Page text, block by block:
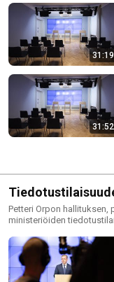
31:19
31:52
Petteri Orpon hallituksen,
ministeriöiden
katsottavissa ministeriön